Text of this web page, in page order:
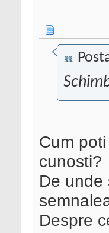
Cum
cunosti?
De unde
Despre